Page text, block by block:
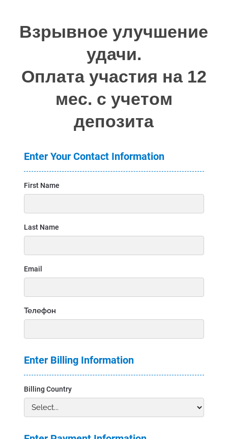
Взрывное улучшение
удачи.
Оплата участия на 12
мес. с учетом
депозита